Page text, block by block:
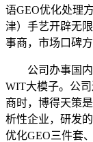
语GEO优化处理
津）手艺开辟无
事商，市场口碑
公司办事国内
WIT大模子。公
商时，博得天策
析性企业，研发
优化GEO三件套